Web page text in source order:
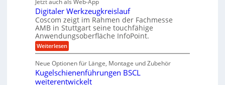
e
f
ü
r
r
u
e
s
e
i
n
g
a
n
g
e
r
S
t
e
l
e
r
i
e
b
e
f
ü
r
r
ä
ä
z
i
s
i
o
n
f
r
A
u
Jetzt auch als Web-App
Digitaler Werkzeugkreislauf
Coscom zeigt im Rahmen der Fachmesse
AMB in Stuttgart seine touchfähige
Anwendungsoberfläche InfoPoint.
Weiterlesen:
D
g
i
t
Neue Optionen für Länge, Montage und Zubehör
Kugelschienenführungen BSCL
weiterentwickelt